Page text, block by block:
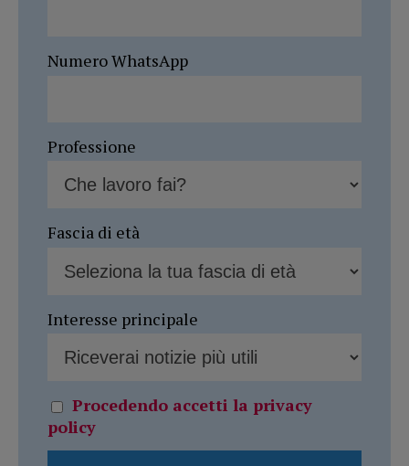
Numero WhatsApp
Professione
Fascia di età
Interesse principale
Procedendo accetti la privacy
policy